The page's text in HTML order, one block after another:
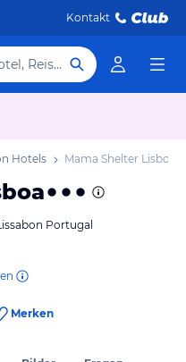
Kontakt
Hotel, Reiseziel
Hotels Mama Shelter Lisboa
Portugal
Merken